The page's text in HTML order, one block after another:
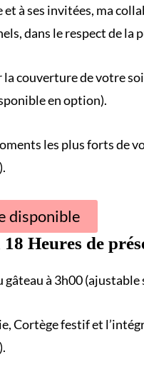
à ses invitées, ma
dans le respect de la
la couverture de votre
en option).
les plus fortsde
disponible
18 Heures de
à 3h00
,Cortègefestif et